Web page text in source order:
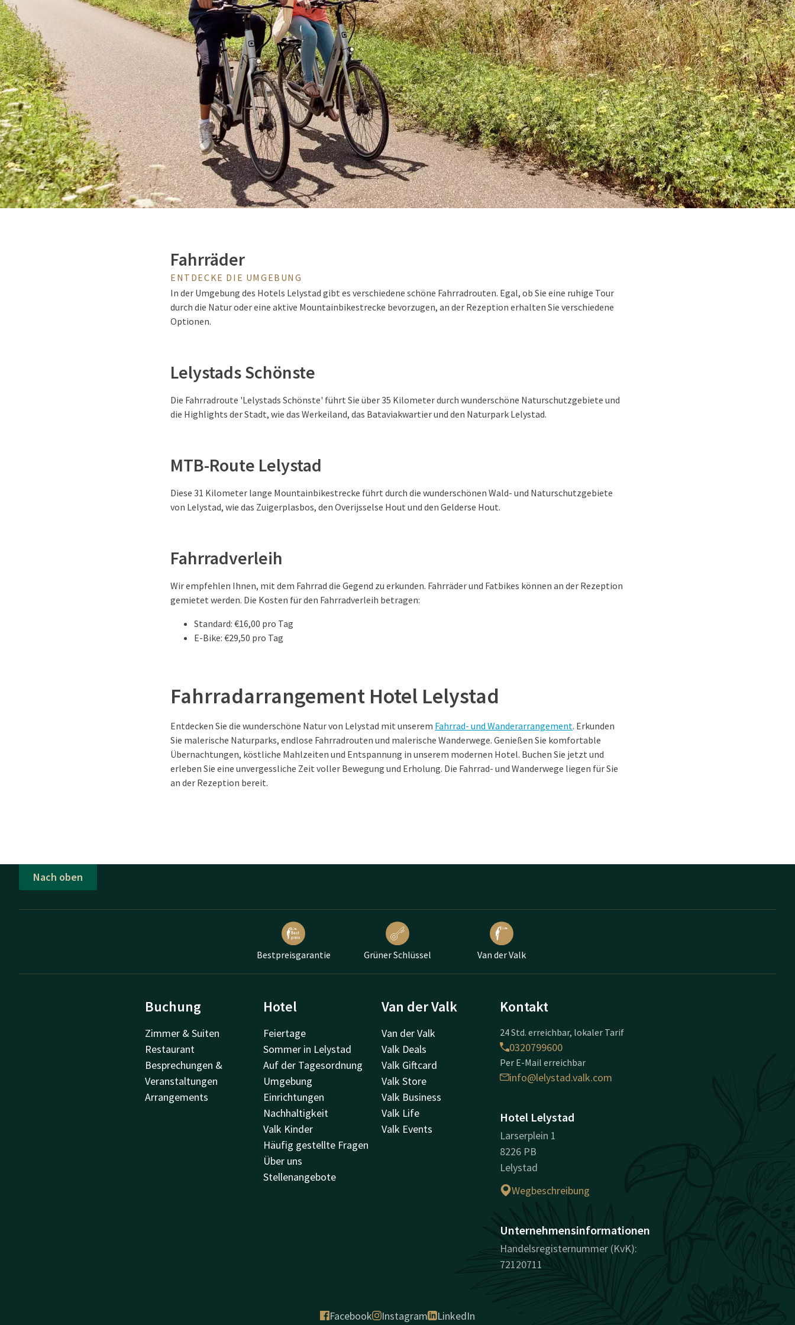
Fahrräder
ENTDECKE DIE UMGEBUNG
In der Umgebung des Hotels Lelystad gibt es verschiedene schöne Fahrradrouten. Egal, ob Sie eine ruhige Tour
durch die Natur oder eine aktive Mountainbikestrecke bevorzugen, an der Rezeption erhalten Sie verschiedene
Optionen.
Lelystads Schönste
Die Fahrradroute 'Lelystads Schönste' führt Sie über 35 Kilometer durch wunderschöne Naturschutzgebiete und
die Highlights der Stadt, wie das Werkeiland, das Bataviakwartier und den Naturpark Lelystad.
MTB-Route Lelystad
Diese 31 Kilometer lange Mountainbikestrecke führt durch die wunderschönen Wald- und Naturschutzgebiete
von Lelystad, wie das Zuigerplasbos, den Overijsselse Hout und den Gelderse Hout.
Fahrradverleih
Wir empfehlen Ihnen, mit dem Fahrrad die Gegend zu erkunden. Fahrräder und Fatbikes können an der Rezeption
gemietet werden. Die Kosten für den Fahrradverleih betragen:
Standard: €16,00 pro Tag
E-Bike: €29,50 pro Tag
Fahrradarrangement Hotel Lelystad
Entdecken Sie die wunderschöne Natur von Lelystad mit unserem Fahrrad- und Wanderarrangement. Erkunden
Sie malerische Naturparks, endlose Fahrradrouten und malerische Wanderwege. Genießen Sie komfortable
Übernachtungen, köstliche Mahlzeiten und Entspannung in unserem modernen Hotel. Buchen Sie jetzt und
erleben Sie eine unvergessliche Zeit voller Bewegung und Erholung. Die Fahrrad- und Wanderwege liegen für Sie
an der Rezeption bereit.
Nach oben
Bestpreisgarantie Grüner Schlüssel Van der Valk
Buchung
Zimmer & Suiten
Restaurant
Besprechungen &
Veranstaltungen
Arrangements
Hotel
Feiertage
Sommer in Lelystad
Auf der Tagesordnung
Umgebung
Einrichtungen
Nachhaltigkeit
Valk Kinder
Häufig gestellte Fragen
Über uns
Stellenangebote
Van der Valk
Van der Valk
Valk Deals
Valk Giftcard
Valk Store
Valk Business
Valk Life
Valk Events
Kontakt
24 Std. erreichbar, lokaler Tarif
0320799600
Per E-Mail erreichbar
info@lelystad.valk.com
Hotel Lelystad
Larserplein 1
8226 PB
Lelystad
Wegbeschreibung
Unternehmensinformationen
Handelsregisternummer (KvK):
72120711
Facebook Instagram LinkedIn